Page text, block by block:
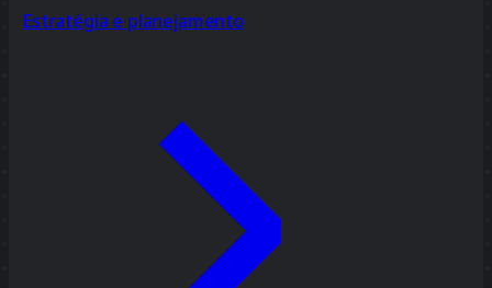
Estratégia e planejamento